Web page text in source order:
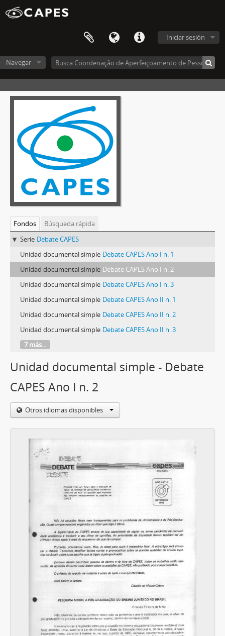
Iniciar sesión
Navegar
Fondos
Búsqueda rápida
Serie Debate CAPES
Unidad documental simple Debate CAPES Ano I n. 1
Unidad documental simple Debate CAPES Ano I n. 2
Unidad documental simple Debate CAPES Ano I n. 3
Unidad documental simple Debate CAPES Ano II n. 1
Unidad documental simple Debate CAPES Ano II n. 2
Unidad documental simple Debate CAPES Ano II n. 3
7 más...
Unidad documental simple - Debate
CAPES Ano I n. 2
Otros idiomas disponibles